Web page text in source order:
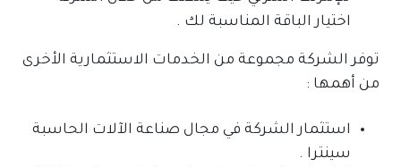
اختيار الباقة المناسبة لك .
توفر الشركة مجموعة من الخدمات الاستثمارية الأخرى
من أهمها :
استثمار الشركة في مجال صناعة الآلات الحاسبة
سينترا .